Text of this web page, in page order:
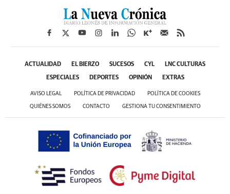
ACTUALIDAD EL BIERZO SUCESOS CYL LNC CULTURAS
ESPECIALES DEPORTES OPINIÓN EXTRAS
AVISO LEGAL POLÍTICA DE PRIVACIDAD POLÍTICA DE COOKIES
QUIÉNES SOMOS CONTACTO GESTIONA TU CONSENTIMIENTO